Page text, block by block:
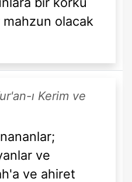
olacak
ı Kerim ve
ve
ve ahiret